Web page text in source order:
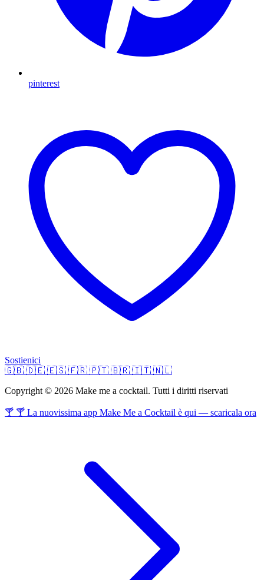
pinterest
Sostienici
🇬🇧 🇩🇪 🇪🇸 🇫🇷 🇵🇹 🇧🇷 🇮🇹 🇳🇱
Copyright © 2026 Make me a cocktail. Tutti i diritti riservati
🍸 🍸 La nuovissima app Make Me a Cocktail è qui — scaricala ora